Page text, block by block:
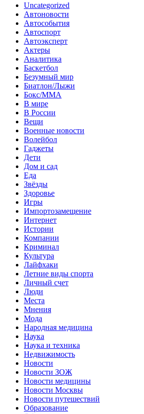
Uncategorized
Автоновости
Автособытия
Автоспорт
Автоэксперт
Актеры
Аналитика
Баскетбол
Безумный мир
Биатлон/Лыжи
Бокс/MMA
В мире
В России
Вещи
Военные новости
Волейбол
Гаджеты
Дети
Дом и сад
Еда
Звёзды
Здоровье
Игры
Импортозамещение
Интернет
Истории
Компании
Криминал
Культура
Лайфхаки
Летние виды спорта
Личный счет
Люди
Места
Мнения
Мода
Народная медицина
Наука
Наука и техника
Недвижимость
Новости
Новости ЗОЖ
Новости медицины
Новости Москвы
Новости путешествий
Образование